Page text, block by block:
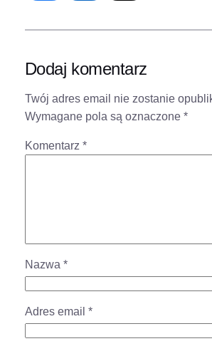
Dodaj komentarz
Twój adres email nie zostanie
Wymagane pola są oznaczone *
Komentarz *
Nazwa *
Adres email *